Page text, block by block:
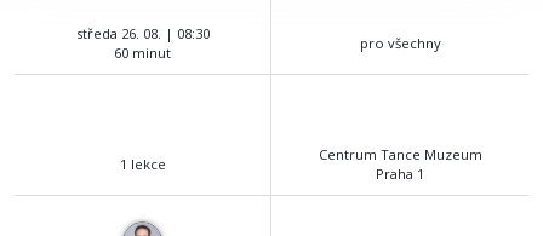
středa 26. 08. | 08:30
60 minut
pro všechny
1 lekce
Centrum Tance Muzeum
Praha 1